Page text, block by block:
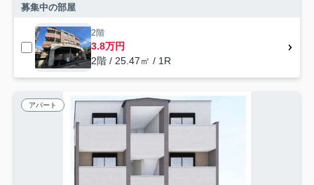
募集中の部屋
2階
3.8万円
2階 / 25.47㎡ / 1R
アパート